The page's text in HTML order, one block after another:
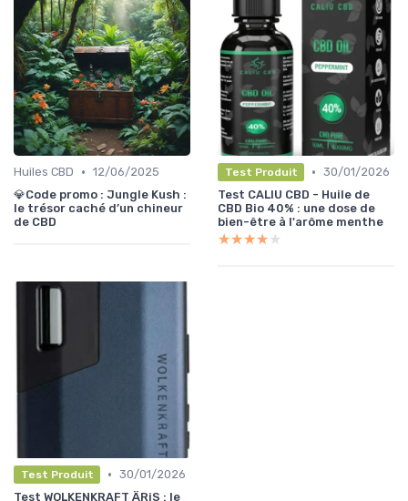
Huiles CBD • 12/06/2025
💎Code promo : Jungle Kush :
le trésor caché d’un chineur
de CBD
Test Produit • 30/01/2026
Test CALIU CBD - Huile de
CBD Bio 40% : une dose de
bien-être à l'arôme menthe
★★★★★
★★★★★
Test Produit • 30/01/2026
Test WOLKENKRAFT ÄRiS : le